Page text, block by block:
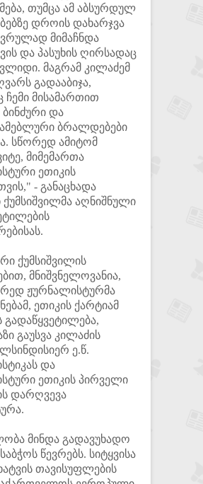
თუმცა ამ აბსურდულ
დროის დახარჯვა
მიმაჩნდა
და პასუხის ღირსადაც
მაგრამ კილაძემ
გადააბიჯა,
მისამართით
და
ბრალდებები
სწორედ ამიტომ
მიმემართა
ეთიკის
- განაცხადა
აღნიშნული
ქუმსიშვილის
მნიშვნელოვანია,
ჟურნალისტურმა
ეთიკის ქარტიამ
გადაწყვეტილება,
გაუსვა კილაძის
ე.წ.
და
ეთიკის პირველი
დარღვევა
მინდა გადავუხადო
წევრებს. სიტყვისა
თავისუფლების